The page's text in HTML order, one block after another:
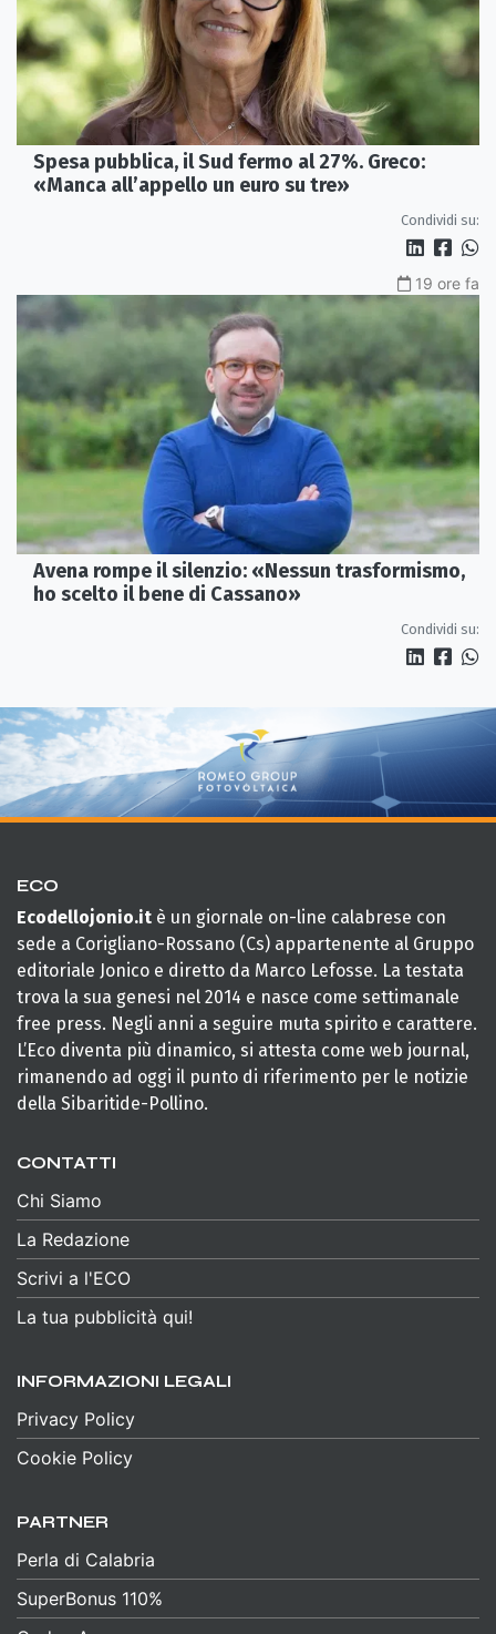
Spesa pubblica, il Sud fermo al 27%. Greco:
«Manca all’appello un euro su tre»
Condividi su:
19 ore fa
Avena rompe il silenzio: «Nessun trasformismo,
ho scelto il bene di Cassano»
Condividi su:
ECO
Ecodellojonio.it è un giornale on-line calabrese con
sede a Corigliano-Rossano (Cs) appartenente al Gruppo
editoriale Jonico e diretto da Marco Lefosse. La testata
trova la sua genesi nel 2014 e nasce come settimanale
free press. Negli anni a seguire muta spirito e carattere.
L’Eco diventa più dinamico, si attesta come web journal,
rimanendo ad oggi il punto di riferimento per le notizie
della Sibaritide-Pollino.
CONTATTI
Chi Siamo
La Redazione
Scrivi a l'ECO
La tua pubblicità qui!
INFORMAZIONI LEGALI
Privacy Policy
Cookie Policy
PARTNER
Perla di Calabria
SuperBonus 110%